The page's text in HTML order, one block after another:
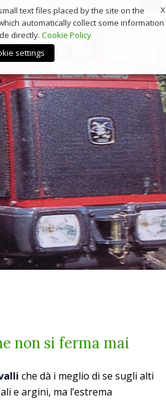
non si ferma mai
che dà i meglio di se sugli alti
e argini, ma l’estrema
X
text files placed by the site on the
automatically collect some information
directly. Cookie Policy
settings